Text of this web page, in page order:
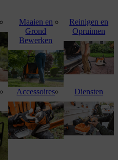
Maaien en
Grond
Bewerken
Reinigen en
Opruimen
Accessoires Diensten